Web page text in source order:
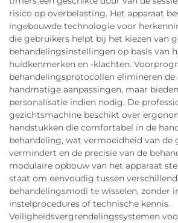
risico op overbelasting. Het apparaat
ingebouwde technologie voor
die gebruikers helpt bij het kiezen van
behandelingsinstellingen op basis van
huidkenmerken en -klachten.
behandelingsprotocollen elimineren
handmatige aanpassingen, maar
personalisatie indien nodig. De
gezichtsmachine beschikt over
handstukken die comfortabel in de
behandeling, wat vermoeidheid van de
vermindert en de precisie van de
modulaire opbouw van het apparaat
staat om eenvoudig tussen
behandelingsmodi te wisselen, zonder
instelprocedures of technische kennis.
Veiligheidsvergrendelingssystemen